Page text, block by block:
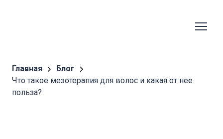
Главная
Блог
Что такое мезотерапия для волос и какая от нее
польза?